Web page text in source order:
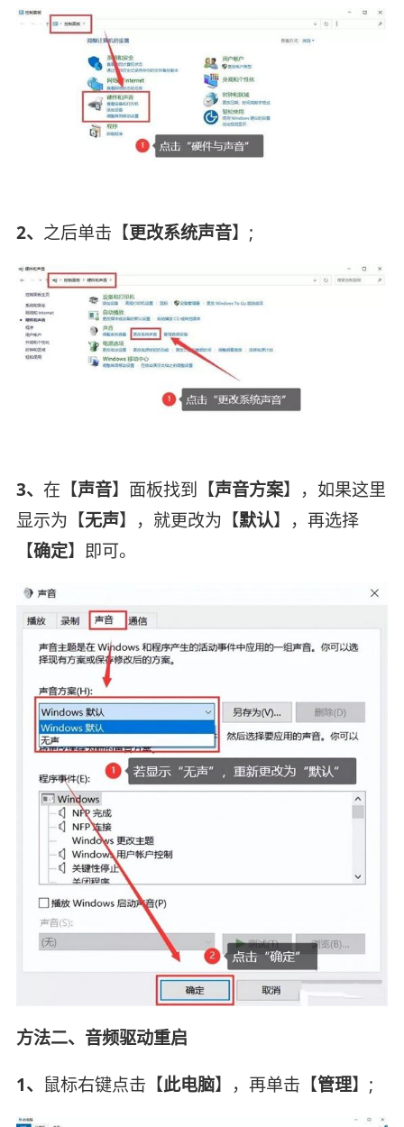
2、 之后单击【更改系统声音】;
3、 在【声音】面板找到【声音方案】，如果这里
显示为【无声】，就更改为【默认】，再选择
【确定】即可。
方法二、音频驱动重启
1、 鼠标右键点击【此电脑】，再单击【管理】;